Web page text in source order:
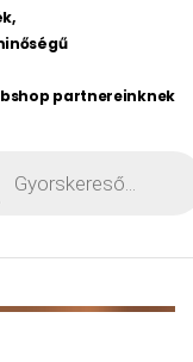
partnereinknek